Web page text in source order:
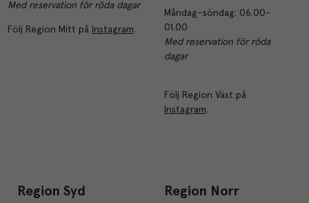
Med reservation för röda dagar
Följ Region Mitt på Instagram.
Måndag–söndag: 06.00-
01.00
Med reservation för röda
dagar
Följ Region Väst på
Instagram.
Region Syd Region Norr